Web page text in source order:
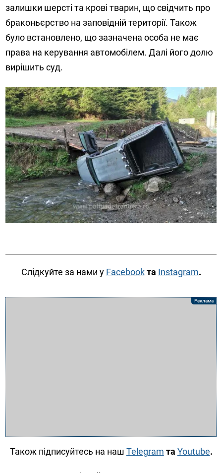
залишки шерсті та крові тварин, що свідчить про
браконьєрство на заповідній території. Також
було встановлено, що зазначена особа не має
права на керування автомобілем. Далі його долю
вирішить суд.
Слідкуйте за нами у Facebookта Instagram.
Також підписуйтесь на наш Telegram та Youtube.